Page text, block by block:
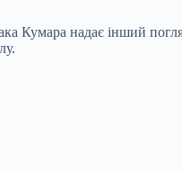
Кумара надає інший